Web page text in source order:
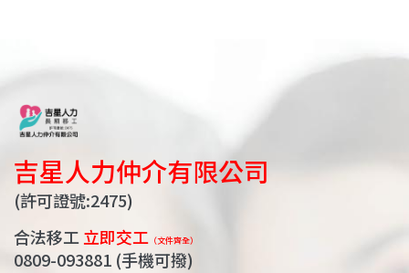
吉星人力仲介有限公司
(許可證號:2475)
合法移工立即交工 （文件齊全）
0809-093881 (手機可撥)